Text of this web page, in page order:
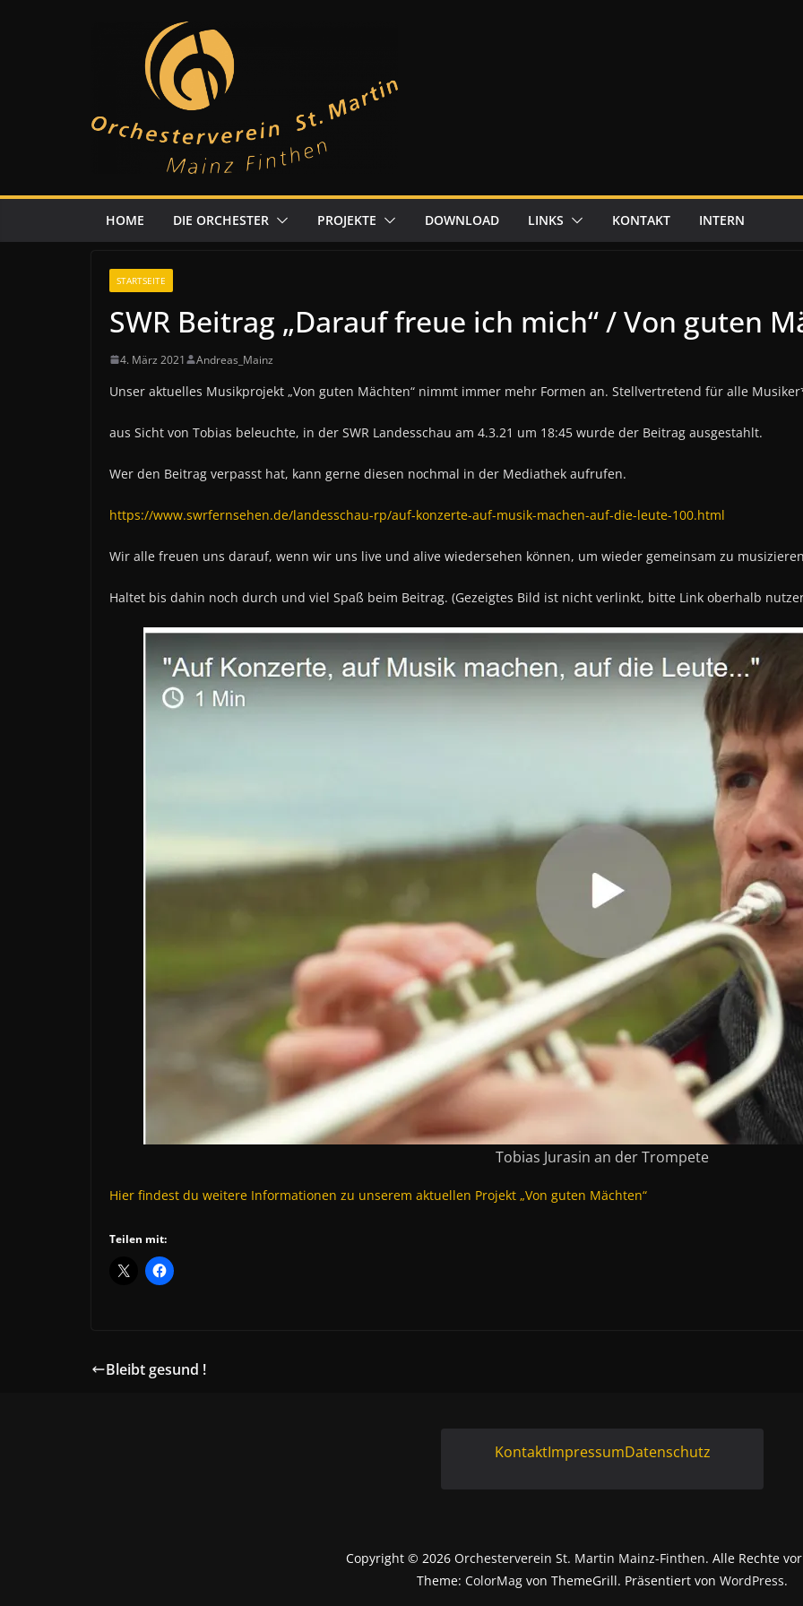
HOME DIE ORCHESTER PROJEKTE DOWNLOAD LINKS KONTAKT INTERN
STARTSEITE
SWR Beitrag „Darauf freue ich mich“ / Von guten
4. März 2021 Andreas_Mainz
Unser aktuelles Musikprojekt „Von guten Mächten“ nimmt immer mehr Formen an. Stellvertretend für alle
aus Sicht von Tobias beleuchte, in der SWR Landesschau am 4.3.21 um 18:45 wurde der Beitrag ausgestahlt.
Wer den Beitrag verpasst hat, kann gerne diesen nochmal in der Mediathek aufrufen.
https://www.swrfernsehen.de/landesschau-rp/auf-konzerte-auf-musik-machen-auf-die-leute-100.html
Wir alle freuen uns darauf, wenn wir uns live und alive wiedersehen können, um wieder gemeinsam zu
Haltet bis dahin noch durch und viel Spaß beim Beitrag. (Gezeigtes Bild ist nicht verlinkt, bitte Link oberhalb
Tobias Jurasin an der Trompete
Hier findest du weitere Informationen zu unserem aktuellen Projekt „Von guten Mächten“
Teilen mit:
Bleibt gesund !
KontaktImpressumDatenschutz
Copyright © 2026 Orchesterverein St. Martin Mainz-Finthen. Alle Rechte
Theme: ColorMag von ThemeGrill. Präsentiert von WordPress.